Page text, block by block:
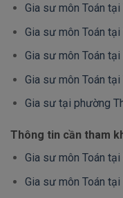
Gia sư môn Toán
Gia sư môn Toán
Gia sư môn Toán tại
Gia sư môn Toán tại
Gia sư tại phường
Thông tin cần tham
Gia sư môn Toán
Gia sư môn Toán